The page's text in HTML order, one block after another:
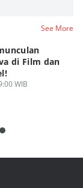
See More
di Film dan
WIB